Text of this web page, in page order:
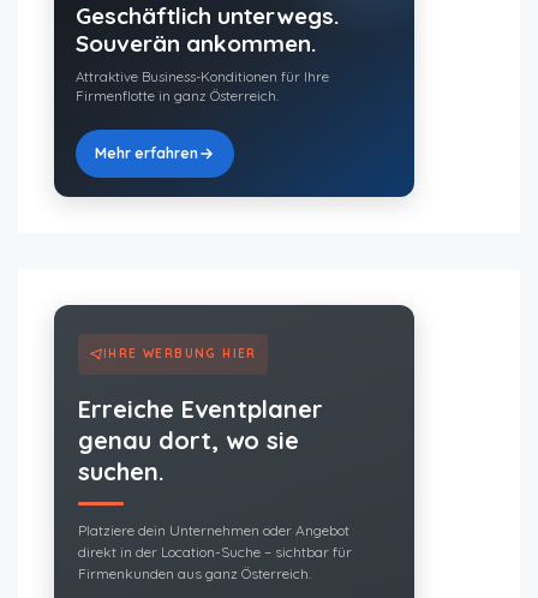
Geschäftlich unterwegs.
Souverän ankommen.
Attraktive Business-Konditionen für Ihre
Firmenflotte in ganz Österreich.
Mehr erfahren
IHRE WERBUNG HIER
Erreiche Eventplaner
genau dort, wo sie
suchen.
Platziere dein Unternehmen oder Angebot
direkt in der Location-Suche – sichtbar für
Firmenkunden aus ganz Österreich.